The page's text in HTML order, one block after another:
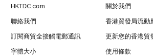
HKTDC.com 關於我們
聯絡我們 香港貿發局流動
訂閱商貿全接觸電郵通訊 更新您的香港貿
字體大小 使用條款